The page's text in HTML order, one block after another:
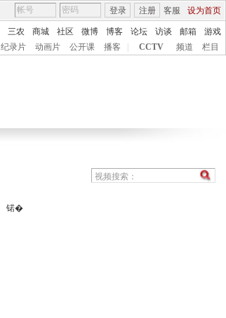
客服 设为首页
登录 注册
三农 商城 社区 微博 博客 论坛 访谈 邮箱
游戏
纪录片 动画片 公开课 播客 CCTV 频道 栏目
锘�